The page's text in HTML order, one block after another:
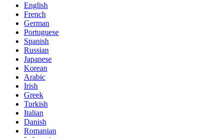
English
French
German
Portuguese
Spanish
Russian
Japanese
Korean
Arabic
Irish
Greek
Turkish
Italian
Danish
Romanian